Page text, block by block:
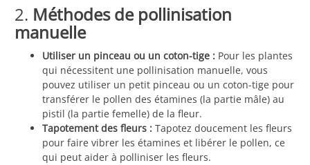
2. Méthodes de pollinisation
manuelle
Utiliser un pinceau ou un coton-tige : Pour les plantes
qui nécessitent une pollinisation manuelle, vous
pouvez utiliser un petit pinceau ou un coton-tige pour
transférer le pollen des étamines (la partie mâle) au
pistil (la partie femelle) de la fleur.
Tapotement des fleurs : Tapotez doucement les fleurs
pour faire vibrer les étamines et libérer le pollen, ce
qui peut aider à polliniser les fleurs.